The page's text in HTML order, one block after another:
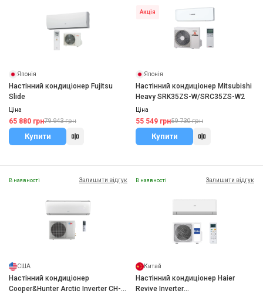
Японія
Настінний кондиціонер Fujitsu
Slide
Ціна
65 880 грн79 943 грн
Купити
Акція
Японія
Настінний кондиціонер Mitsubishi
Heavy SRK35ZS-W/SRC35ZS-W2
Ціна
55 549 грн59 730 грн
Купити
В наявності Залишити відгук
США
Настінний кондиціонер
Cooper&Hunter Arctic Inverter CH-
В наявності Залишити відгук
Китай
Настінний кондиціонер Haier
Revive Inverter